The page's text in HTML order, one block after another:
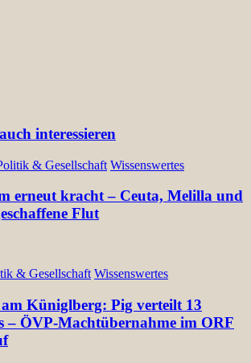
interessieren
& Gesellschaft Wissenswertes
erneut kracht – Ceuta, Melilla und
Flut
& Gesellschaft Wissenswertes
am Küniglberg: Pig verteilt 13
– ÖVP-Machtübernahme im ORF